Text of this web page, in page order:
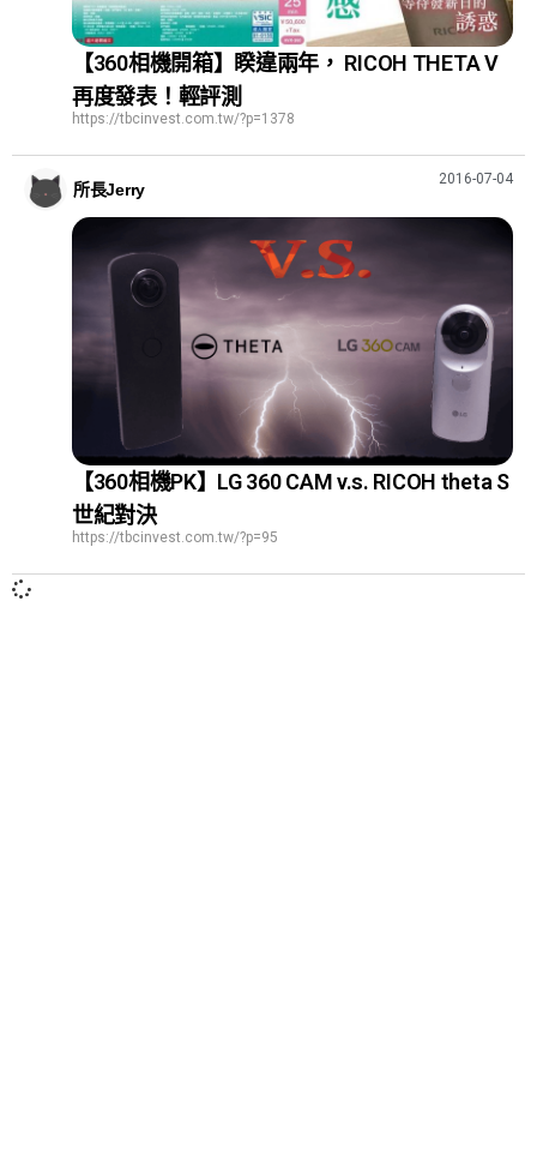
【360相機開箱】睽違兩年， RICOH THETA V
再度發表！輕評測
https://tbcinvest.com.tw/?p=1378
所長Jerry
2016-07-04
【360相機PK】LG 360 CAM v.s. RICOH theta S
世紀對決
https://tbcinvest.com.tw/?p=95